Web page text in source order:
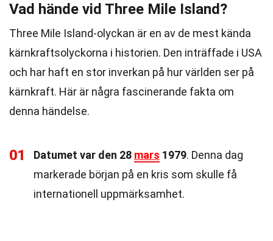
Vad hände vid Three Mile Island?
Three Mile Island-olyckan är en av de mest kända
kärnkraftsolyckorna i historien. Den inträffade i USA
och har haft en stor inverkan på hur världen ser på
kärnkraft. Här är några fascinerande fakta om
denna händelse.
01 Datumet var den 28 mars 1979. Denna dag
markerade början på en kris som skulle få
internationell uppmärksamhet.